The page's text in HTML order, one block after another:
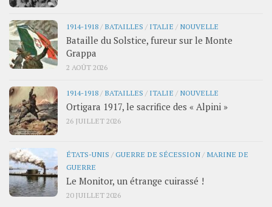
1914-1918/ BATAILLES / ITALIE / NOUVELLE
Bataille du Solstice, fureur sur le Monte
Grappa
2 AOÛT 2026
1914-1918/ BATAILLES / ITALIE / NOUVELLE
Ortigara 1917, le sacrifice des « Alpini »
26 JUILLET 2026
ÉTATS-UNIS /GUERRE DE SÉCESSION/ MARINE DE
GUERRE
Le Monitor, un étrange cuirassé !
20 JUILLET 2026